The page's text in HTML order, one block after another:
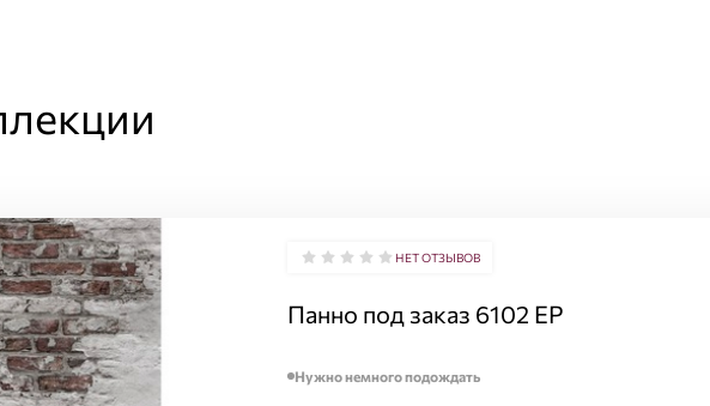
НЕТ ОТЗЫВОВ
Панно под заказ 6102 EP
Нужно немного подождать